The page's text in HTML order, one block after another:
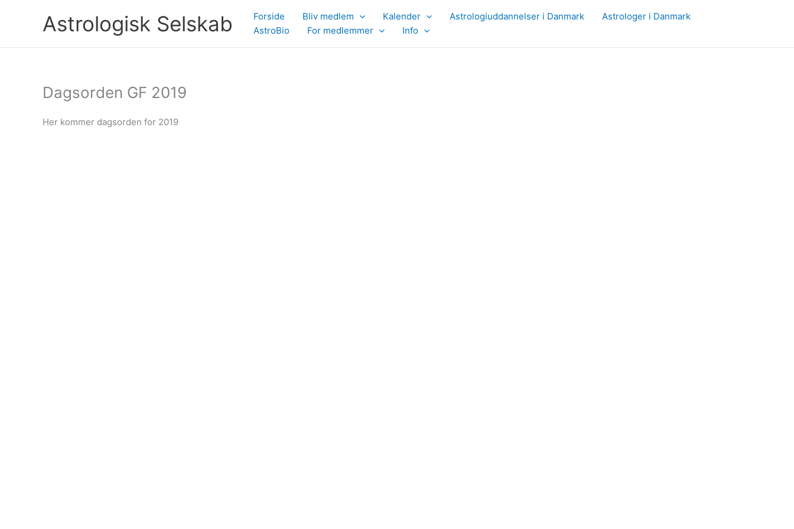
Astrologisk Selskab Forside Bliv medlem Kalender Astrologiuddannelser i Danmark
Astrologer i Danmark
AstroBio
For medlemmer Info
Dagsorden GF 2019
Her kommer dagsorden for 2019